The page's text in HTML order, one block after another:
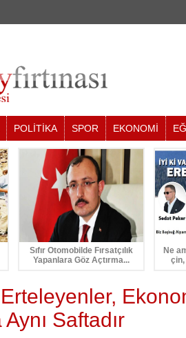
POLİTİKA SPOR EKONOMİ
Sıfır Otomobilde Fırsatçılık
Yapanlara Göz Açtırma...
Ne
Erteleyenler,
Saftadır